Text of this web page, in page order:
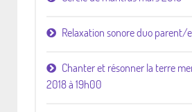
Relaxation sonore duo parent/
Chanter et résonner la terre
2018 à 19h00